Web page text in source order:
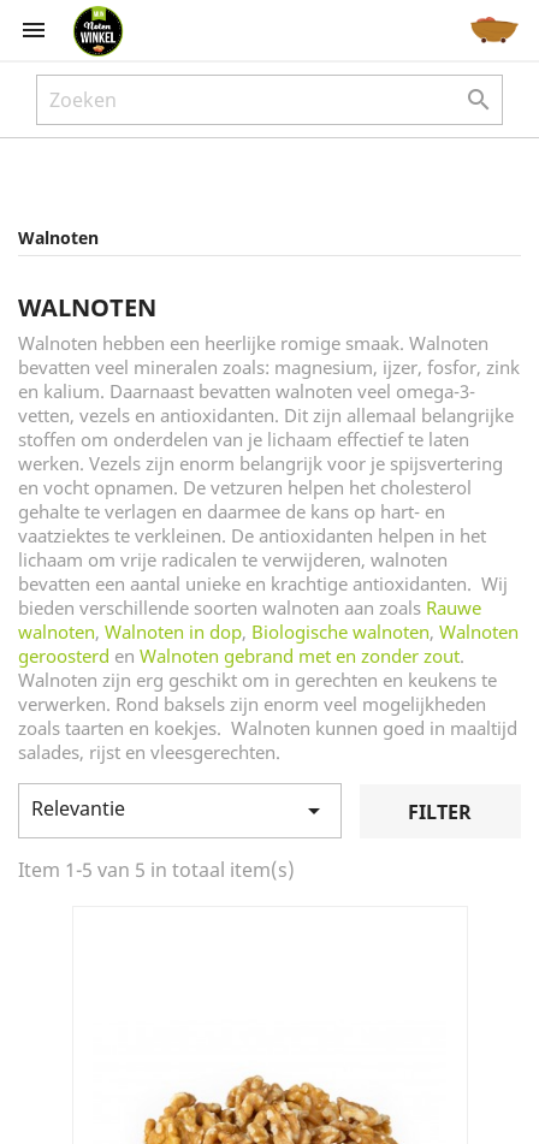


Walnoten
WALNOTEN
Walnoten hebben een heerlijke romige smaak. Walnoten
bevatten veel mineralen zoals: magnesium, ijzer, fosfor, zink
en kalium. Daarnaast bevatten walnoten veel omega-3-
vetten, vezels en antioxidanten. Dit zijn allemaal belangrijke
stoffen om onderdelen van je lichaam effectief te laten
werken. Vezels zijn enorm belangrijk voor je spijsvertering
en vocht opnamen. De vetzuren helpen het cholesterol
gehalte te verlagen en daarmee de kans op hart- en
vaatziektes te verkleinen. De antioxidanten helpen in het
lichaam om vrije radicalen te verwijderen, walnoten
bevatten een aantal unieke en krachtige antioxidanten. Wij
bieden verschillende soorten walnoten aan zoals Rauwe
walnoten, Walnoten in dop, Biologische walnoten, Walnoten
geroosterd en Walnoten gebrand met en zonder zout.
Walnoten zijn erg geschikt om in gerechten en keukens te
verwerken. Rond baksels zijn enorm veel mogelijkheden
zoals taarten en koekjes. Walnoten kunnen goed in maaltijd
salades, rijst en vleesgerechten.
Relevantie  FILTER
Item 1-5 van 5 in totaal item(s)